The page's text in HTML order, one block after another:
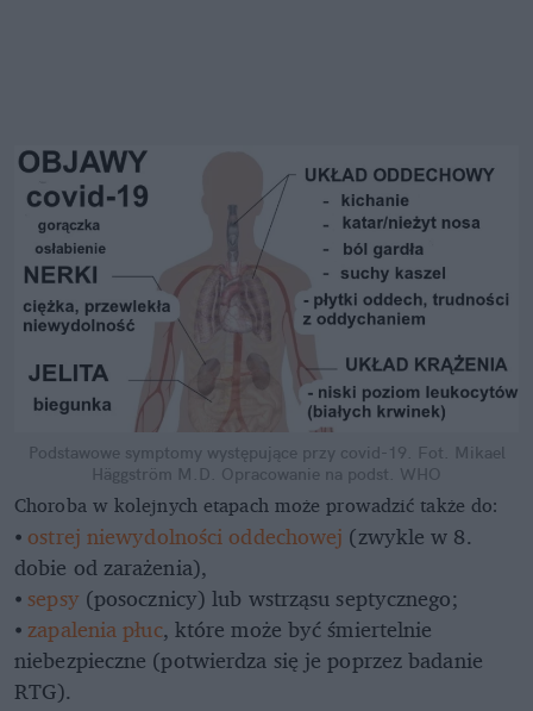
Podstawowe symptomy występujące przy covid-19. Fot. Mikael
Häggström M.D. Opracowanie na podst. WHO
Choroba w kolejnych etapach może prowadzić także do:
⦁ ostrej niewydolności oddechowej (zwykle w 8.
dobie od zarażenia),
⦁sepsy (posocznicy) lub wstrząsu septycznego;
⦁zapalenia płuc, które może być śmiertelnie
niebezpieczne (potwierdza się je poprzez badanie
RTG).